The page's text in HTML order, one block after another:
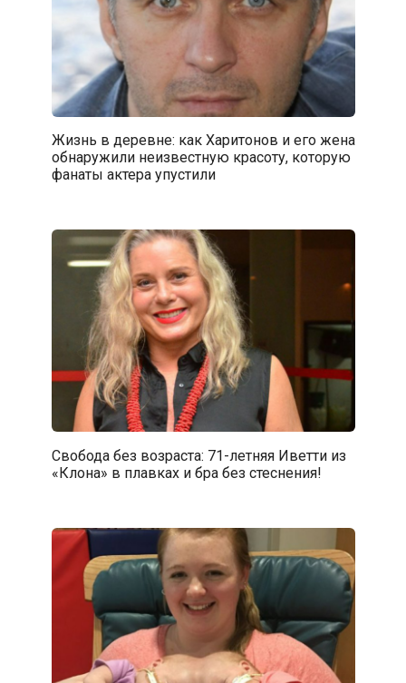
Жизнь в деревне: как Харитонов и его жена
обнаружили неизвестную красоту, которую
фанаты актера упустили
Свобода без возраста: 71-летняя Иветти из
«Клона» в плавках и бра без стеснения!